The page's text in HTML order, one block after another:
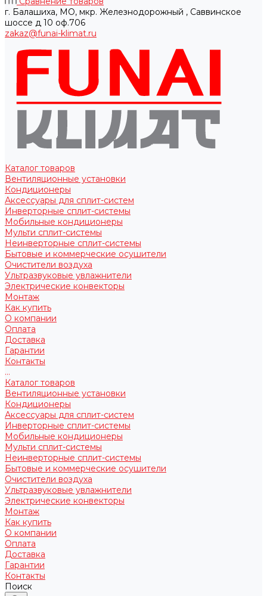
г. Балашиха, МО, мкр. Железнодорожный , Саввинское
шоссе д 10 оф.706
zakaz@funai-klimat.ru
Каталог товаров
Вентиляционные установки
Кондиционеры
Аксессуары для сплит-систем
Инверторные сплит-системы
Мобильные кондиционеры
Мульти сплит-системы
Неинверторные сплит-системы
Бытовые и коммерческие осушители
Очистители воздуха
Ультразвуковые увлажнители
Электрические конвекторы
Монтаж
Как купить
О компании
Оплата
Доставка
Гарантии
Контакты
...
Каталог товаров
Вентиляционные установки
Кондиционеры
Аксессуары для сплит-систем
Инверторные сплит-системы
Мобильные кондиционеры
Мульти сплит-системы
Неинверторные сплит-системы
Бытовые и коммерческие осушители
Очистители воздуха
Ультразвуковые увлажнители
Электрические конвекторы
Монтаж
Как купить
О компании
Оплата
Доставка
Гарантии
Контакты
Поиск